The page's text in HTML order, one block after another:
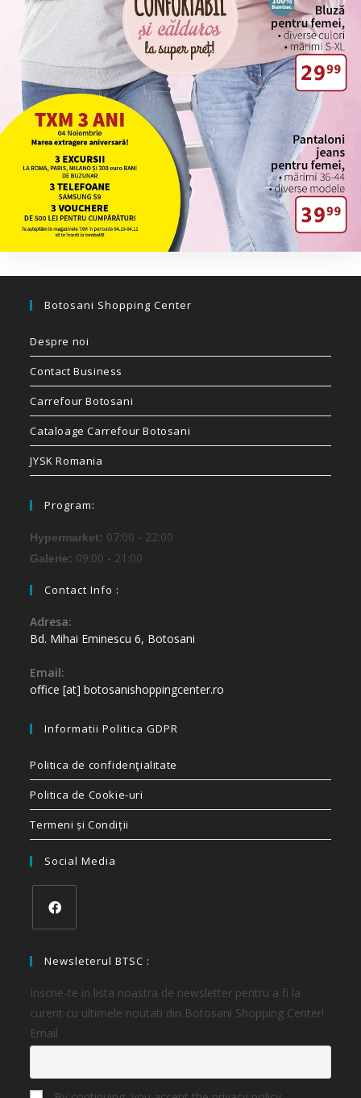
Botosani Shopping Center
Despre noi
Contact Business
Carrefour Botosani
Cataloage Carrefour Botosani
JYSK Romania
Program:
Hypermarket: 07:00 - 22:00
Galerie: 09:00 - 21:00
Contact Info :
Adresa:
Bd. Mihai Eminescu 6, Botosani
Email:
office [at] botosanishoppingcenter.ro
Informatii Politica GDPR
Politica de confidenţialitate
Politica de Cookie-uri
Termeni și Condiții
Social Media
Newsleterul BTSC :
Inscrie-te in lista noastra de newsletter pentru a fi la
curent cu ultimele noutati din Botosani Shopping Center!
Email